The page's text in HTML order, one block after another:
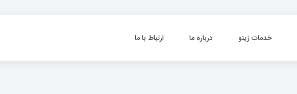
خدمات زینو درباره ما ارتباط با ما